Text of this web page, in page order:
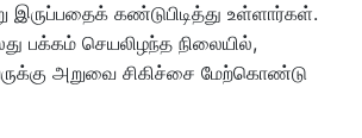
இருப்பதைக் கண்டுபிடித்து உள்ளார்கள்.
பக்கம் செயலிழந்த நிலையில்,
அறுவை சிகிச்சை மேற்கொண்டு